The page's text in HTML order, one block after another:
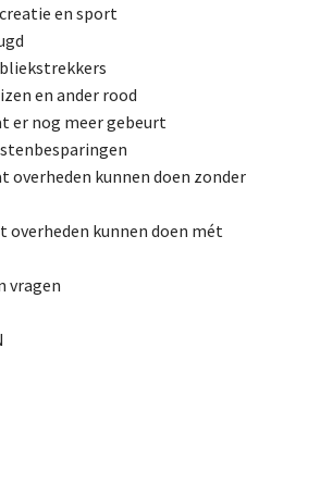
en sport
en ander rood
er nog meer gebeurt
overheden kunnen doen zonder
overheden kunnen doen mét
vragen
Energietransitie
De Landeigenaar